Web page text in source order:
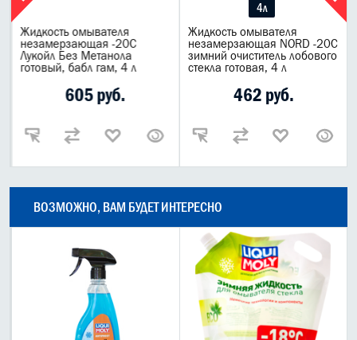
Жидкость омывателя
незамерзающая -20C
Лукойл Без Метанола
готовый, бабл гам, 4 л
605 руб.
4л
Жидкость омывателя
незамерзающая NORD -20C
зимний очиститель лобового
стекла готовая, 4 л
462 руб.
ВОЗМОЖНО, ВАМ БУДЕТ ИНТЕРЕСНО